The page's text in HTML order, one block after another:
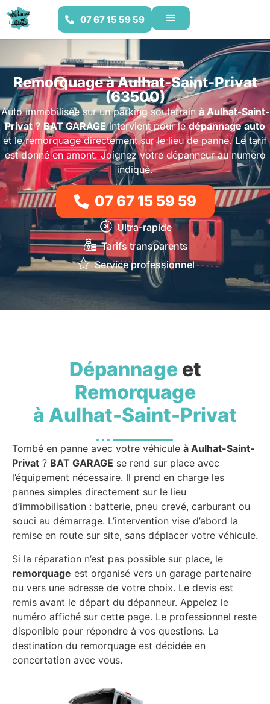
07 67 15 59 59
Remorquage à Aulhat-Saint-Privat
(63500)
Auto immobilisée sur un parking souterrain à Aulhat-Saint-
Privat?BAT GARAGEintervient pour ledépannage auto
et le remorquage directement sur le lieu de panne. Le tarif
est donné en amont. Joignez votre dépanneur au numéro
indiqué.
07 67 15 59 59
Ultra-rapide
Tarifs transparents
Service professionnel
Dépannageet
Remorquage
à Aulhat-Saint-Privat
Tombé en panne avec votre véhicule à Aulhat-Saint-
Privat ? BAT GARAGE se rend sur place avec
l’équipement nécessaire. Il prend en charge les
pannes simples directement sur le lieu
d’immobilisation : batterie, pneu crevé, carburant ou
souci au démarrage. L’intervention vise d’abord la
remise en route sur site, sans déplacer votre véhicule.
Si la réparation n’est pas possible sur place, le
remorquage est organisé vers un garage partenaire
ou vers une adresse de votre choix. Le devis est
remis avant le départ du dépanneur. Appelez le
numéro affiché sur cette page. Le professionnel reste
disponible pour répondre à vos questions. La
destination du remorquage est décidée en
concertation avec vous.